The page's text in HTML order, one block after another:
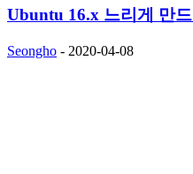
Ubuntu 16.x 느리게 만
Seongho - 2020-04-08